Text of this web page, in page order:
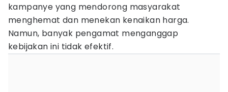
kampanye yang mendorong masyarakat
menghemat dan menekan kenaikan harga.
Namun, banyak pengamat menganggap
kebijakan ini tidak efektif.